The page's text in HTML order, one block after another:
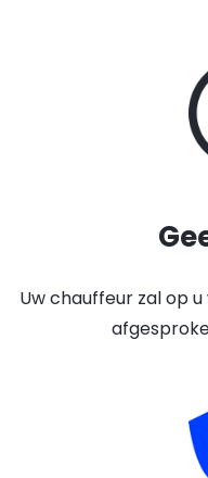
Uw chauffeur zal op